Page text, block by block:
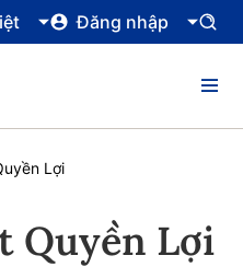
Đăng nhập
Lợi
Quyền Lợi